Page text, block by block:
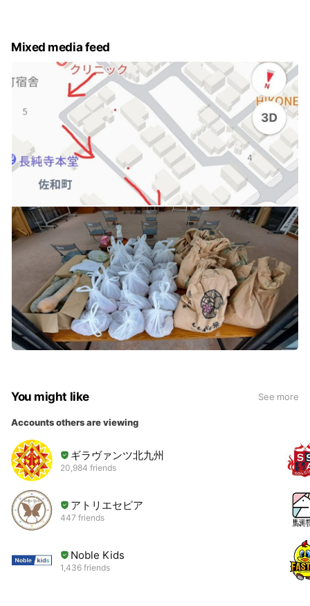
Mixed media feed
You might like See more
Accounts others are viewing
ギラヴァンツ北九州
20,984 friends
アトリエセピア
447 friends
Noble Kids
1,436 friends